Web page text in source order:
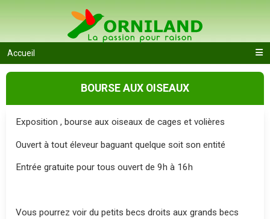
Accueil
BOURSE AUX OISEAUX
Exposition , bourse aux oiseaux de cages et volières
Ouvert à tout éleveur baguant quelque soit son entité
Entrée gratuite pour tous ouvert de 9h à 16h
Vous pourrez voir du petits becs droits aux grands becs